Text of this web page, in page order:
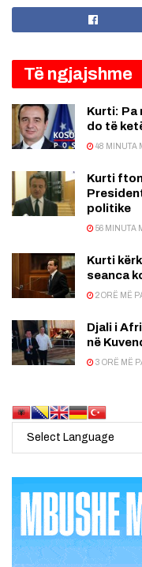
Të ngjajshme
Kurti: Pa
do të
48 MINUTA
Kurti
politike
56 MINUTA
Kurti
seanca
2 ORË MË
Djali i
në
3 ORË MË